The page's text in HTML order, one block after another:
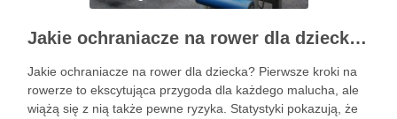
Jakie ochraniacze na rower dla dziecka wybrać? Praktyczny poradnik
Jakie ochraniacze na rower dla dziecka? Pierwsze kroki na
rowerze to ekscytująca przygoda dla każdego malucha, ale
wiążą się z nią także pewne ryzyka. Statystyki pokazują, że